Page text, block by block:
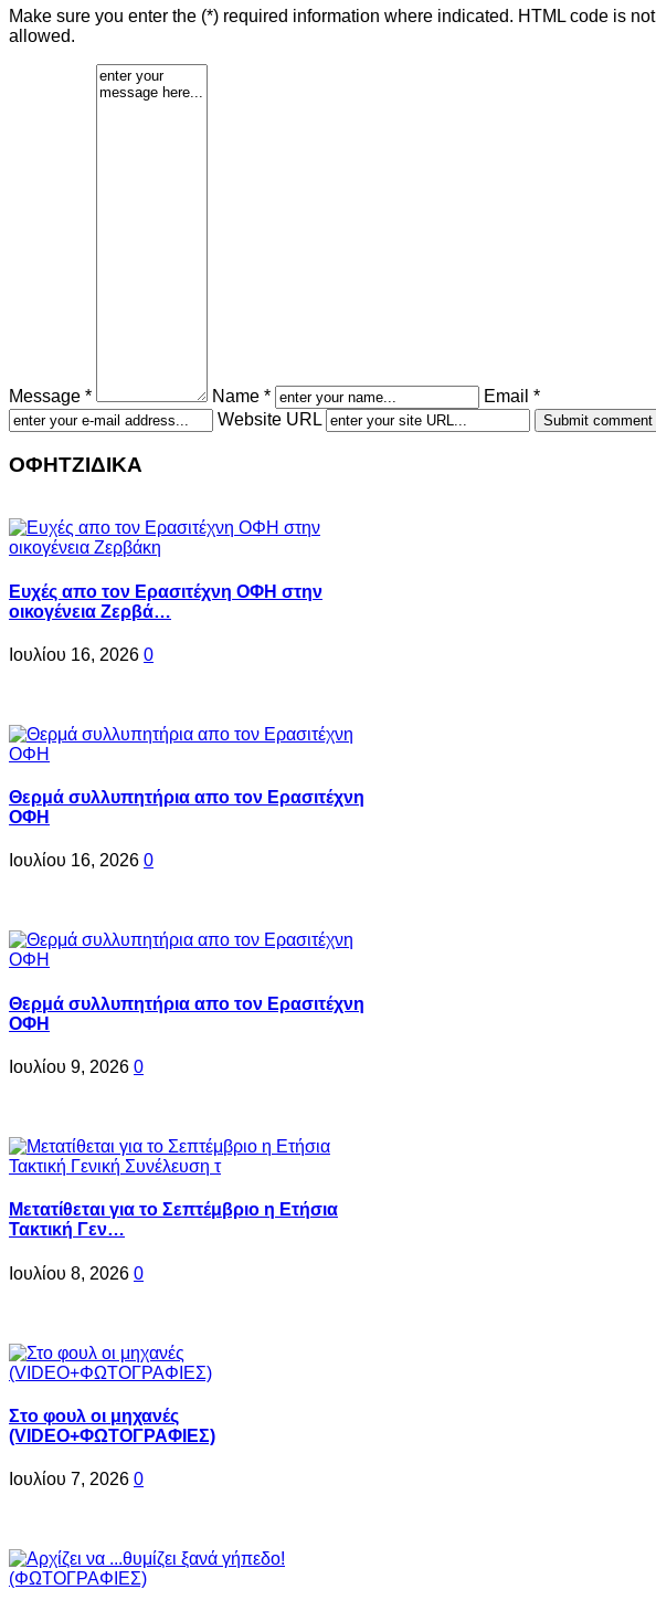
Make sure you enter the (*) required information where indicated. HTML code is not
allowed.
Message * Name *
Email *
Website URL
ΟΦΗΤΖΙΔΙΚΑ
Ευχές απο τον Ερασιτέχνη ΟΦΗ στην
οικογένεια Ζερβά…
Ιουλίου 16, 2026 0
Θερμά συλλυπητήρια απο τον Ερασιτέχνη
ΟΦΗ
Ιουλίου 16, 2026 0
Θερμά συλλυπητήρια απο τον Ερασιτέχνη
ΟΦΗ
Ιουλίου 9, 2026 0
Μετατίθεται για το Σεπτέμβριο η Ετήσια
Τακτική Γεν…
Ιουλίου 8, 2026 0
Στο φουλ οι μηχανές
(VIDEO+ΦΩΤΟΓΡΑΦΙΕΣ)
Ιουλίου 7, 2026 0